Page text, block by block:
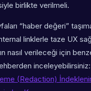
birlikte verilmeli.
“haber değeri”
linklerle taze UX
nasıl verileceği için
inceleyebilirsiniz:
(Redaction)